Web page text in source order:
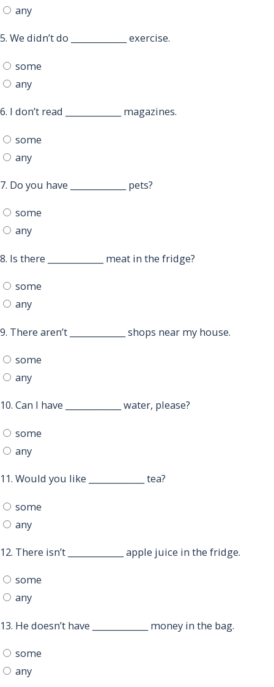
any
5. We didn’t do _____________ exercise.
some
any
6. I don’t read _____________ magazines.
some
any
7. Do you have _____________ pets?
some
any
8. Is there _____________ meat in the fridge?
some
any
9. There aren’t _____________ shops near my house.
some
any
10. Can I have _____________ water, please?
some
any
11. Would you like _____________ tea?
some
any
12. There isn’t _____________ apple juice in the fridge.
some
any
13. He doesn’t have _____________ money in the bag.
some
any